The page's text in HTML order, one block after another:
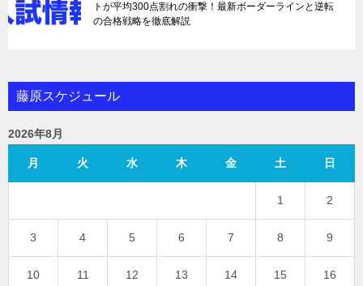
トが平均300点割れの衝撃！最新ボーダーラインと逆転
の合格戦略を徹底解説
藤原スケジュール
2026年8月
月 火 水 木 金 土 日
1 2
3 4 5 6 7 8 9
10 11 12 13 14 15 16